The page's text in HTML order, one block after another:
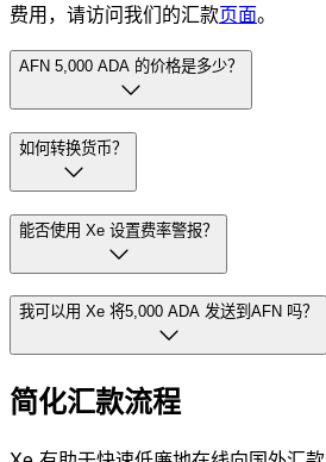
费用，请访问我们的汇款页面。
AFN 5,000 ADA 的价格是多少？
如何转换货币？
能否使用 Xe 设置费率警报？
我可以用 Xe 将5,000 ADA 发送到AFN 吗？
简化汇款流程